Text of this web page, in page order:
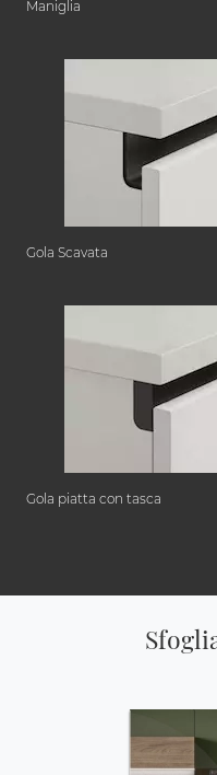
Maniglia
Gola Scavata
Gola piatta con tasca